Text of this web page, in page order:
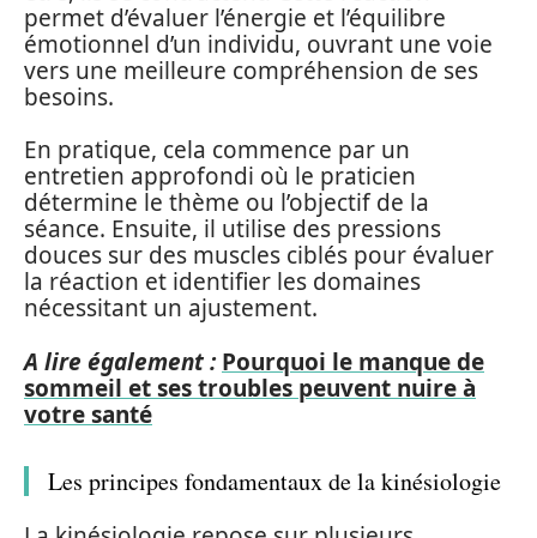
permet d’évaluer l’énergie et l’équilibre
émotionnel d’un individu, ouvrant une voie
vers une meilleure compréhension de ses
besoins.
En pratique, cela commence par un
entretien approfondi où le praticien
détermine le thème ou l’objectif de la
séance. Ensuite, il utilise des pressions
douces sur des muscles ciblés pour évaluer
la réaction et identifier les domaines
nécessitant un ajustement.
A lire également : Pourquoi le manque de
sommeil et ses troubles peuvent nuire à
votre santé
Les principes fondamentaux de la kinésiologie